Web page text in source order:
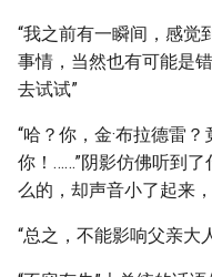
“我之前有一瞬间，感觉
事情，当然也有可能是
去试试”
“哈？你，金·布拉德雷
你！……”阴影仿佛听到
么的，却声音小了起来
“总之，不能影响父亲大